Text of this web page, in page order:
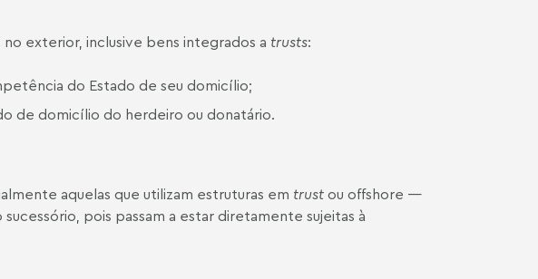
exterior, inclusive bens integrados a trusts:
do Estado de seu domicílio;
de domicílio do herdeiro ou donatário.
aquelas que utilizam estruturas em trust ou offshore —
pois passam a estar diretamente sujeitas à